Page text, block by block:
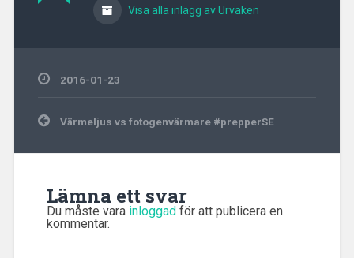
Visa alla inlägg av Urvaken
2016-01-23
Inläggsnavigering
Värmeljus vs fotogenvärmare #prepperSE
Lämna ett svar
Du måste vara inloggad för att publicera en
kommentar.